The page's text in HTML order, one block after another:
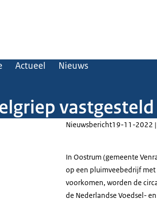
Actueel Nieuws
Nieuwsbericht19-11-2022
In Oostrum (gemeente
op een pluimveebedrijf met
voorkomen, worden de
de Nederlandse Voedsel-